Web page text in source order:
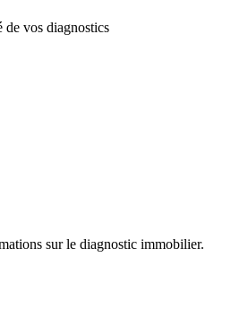
de vos diagnostics
sur le diagnostic immobilier.